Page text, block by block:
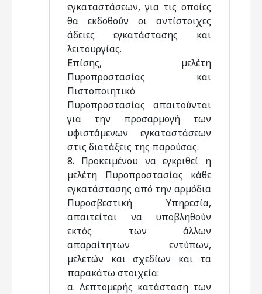
εγκαταστάσεων, για τις οποίες
θα εκδοθούν οι αντίστοιχες
άδειες εγκατάστασης και
λειτουργίας.
Επίσης, µελέτη
Πυροπροστασίας και
Πιστοποιητικό
Πυροπροστασίας απαιτούνται
για την προσαρµογή των
υφιστάµενων εγκαταστάσεων
στις διατάξεις της παρούσας.
8. Προκειµένου να εγκριθεί η
µελέτη Πυροπροστασίας κάθε
εγκατάστασης από την αρµόδια
Πυροσβεστική Υπηρεσία,
απαιτείται να υποβληθούν
εκτός των άλλων
απαραίτητων εντύπων,
µελετών και σχεδίων και τα
παρακάτω στοιχεία:
α. Λεπτοµερής κατάσταση των